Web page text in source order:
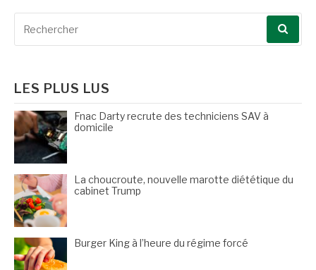
LES PLUS LUS
Fnac Darty recrute des techniciens SAV à
domicile
La choucroute, nouvelle marotte diététique du
cabinet Trump
Burger King à l’heure du régime forcé